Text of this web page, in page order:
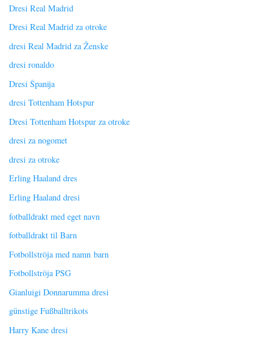
Dresi Real Madrid
Dresi Real Madrid za otroke
dresi Real Madrid za Ženske
dresi ronaldo
Dresi Španija
dresi Tottenham Hotspur
Dresi Tottenham Hotspur za otroke
dresi za nogomet
dresi za otroke
Erling Haaland dres
Erling Haaland dresi
fotballdrakt med eget navn
fotballdrakt til Barn
Fotbollströja med namn barn
Fotbollströja PSG
Gianluigi Donnarumma dresi
günstige Fußballtrikots
Harry Kane dresi